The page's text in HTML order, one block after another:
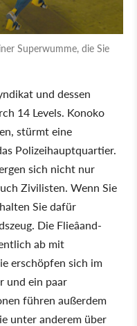
Superwumme, die Sie
und dessen
14 Levels. Konoko
stürmt eine
Polizeihauptquartier.
sich nicht nur
Zivilisten. Wenn Sie
Sie dafür
Die Flieâand-
ab mit
erschöpfen sich im
und ein paar
führen außerdem
unter anderem über